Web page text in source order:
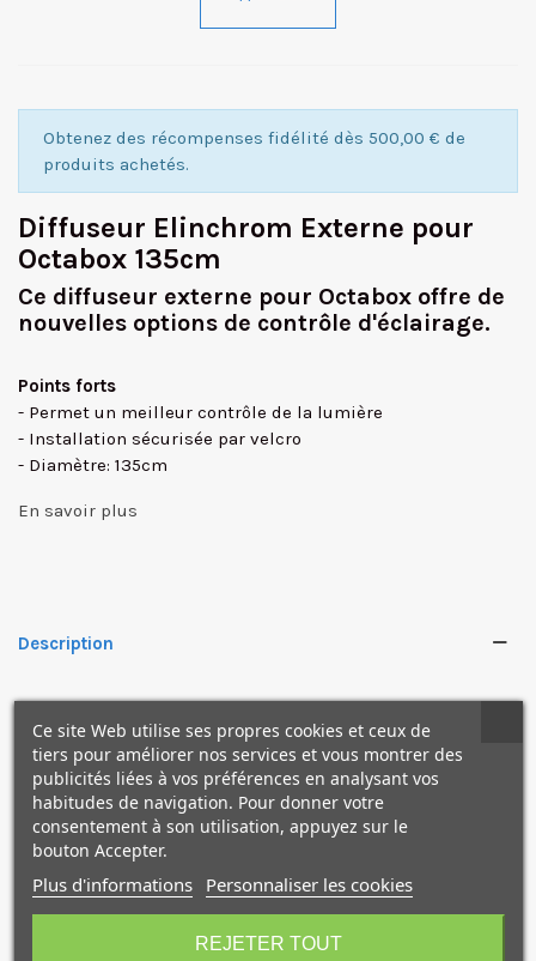
Obtenez des récompenses fidélité dès 500,00 € de
produits achetés.
Diffuseur Elinchrom Externe pour
Octabox 135cm
Ce diffuseur externe pour Octabox offre de
nouvelles options de contrôle d'éclairage.
Points forts
- Permet un meilleur contrôle de la lumière
- Installation sécurisée par velcro
- Diamètre: 135cm
En savoir plus
Description
empêchent les chutes et améliore le maintien.
NOS PRODUITS
COMPLÉMENTAIRES
Ce site Web utilise ses propres cookies et ceux de
tiers pour améliorer nos services et vous montrer des
publicités liées à vos préférences en analysant vos
habitudes de navigation. Pour donner votre
consentement à son utilisation, appuyez sur le
bouton Accepter.
Plus d'informations Personnaliser les cookies
REJETER TOUT
10€ OFFERTS sur votre
premier achat !